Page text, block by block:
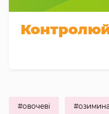
#овочеві #озимина